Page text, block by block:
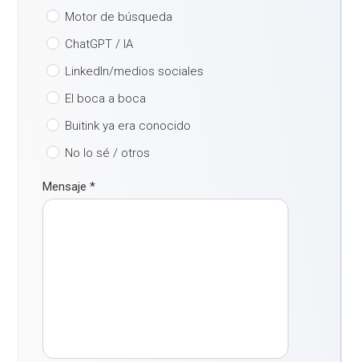
Motor de búsqueda
ChatGPT / IA
LinkedIn/medios sociales
El boca a boca
Buitink ya era conocido
No lo sé / otros
Mensaje*